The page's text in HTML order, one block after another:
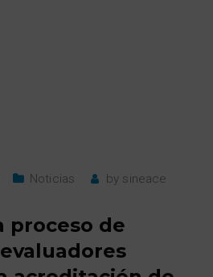
Noticias by sineace
proceso de